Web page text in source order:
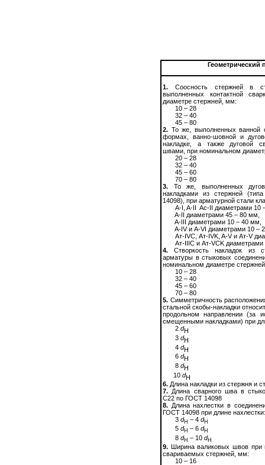
Геометрический
1. Соосность стержней в
выполненных контактной
диаметре стержней, мм:
10– 28
32– 40
45– 80
2. То же, выполненных ванной
формах, ванно-шовной и
накладке, а также дуговой
швами, при номинальном
20– 28
32– 40
45– 60
70– 80
3. То же, выполненных
накладками из стержней
14098), при арматурной стали
А-I, A-II Ac-II диаметрами 10
A-II
диаметрами 45– 80 мм,
A-III
диаметрами 10– 40 мм,
A-IVиA-VI диаметрами 10–
Ат- IVC, Ат- IVK, A-Vи Ат-V
Ат- IIIC и Ат-VCK
4. Створкость накладок из
арматуры в стыковых
номинальном диаметре
10– 28
32– 40
45– 60
70– 80
5. Симметричность
стальной скобы-накладки
продольном направлении (за
смещенными накладками) при
2 dН
3 dН
4 dН
6 dН
8 dН
10dН
6. Длина накладки из стержня и
7. Длина сварного шва в
С22 по ГОСТ 14098
8. Длина нахлестки в
ГОСТ 14098 при длине
3 dH – 4 dH
5 dH – 6 dH
8 dH – 10 dH
9. Ширина валиковых швов при
свариваемых стержней, мм:
10– 16